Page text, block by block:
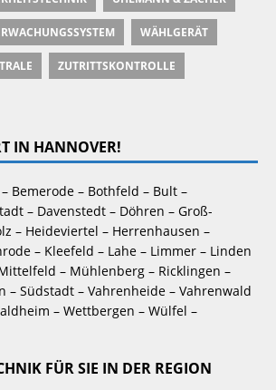
WÄHLGERÄT
ZUTRITTSKONTROLLE
IN HANNOVER!
Bemerode – Bothfeld – Bult –
– Davenstedt – Döhren – Groß-
– Heideviertel – Herrenhausen –
– Kleefeld – Lahe – Limmer – Linden
– Mühlenberg – Ricklingen –
– Südstadt – Vahrenheide – Vahrenwald
– Wettbergen – Wülfel –
FÜR SIE IN DER REGION